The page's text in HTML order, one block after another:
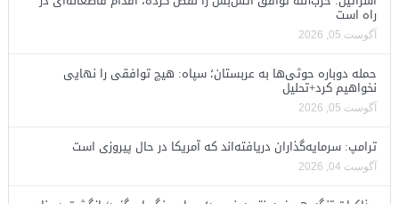
راه است
آگوست 05, 2026
حمله دوباره حوثی‌ها به عربستان؛ سپاه: هیچ توافقی را نهایی
نخواهیم کرد+تحلیل
آگوست 05, 2026
ترامپ: سرمایه‌گذاران دریافته‌اند که آمریکا در حال پیروزی است
آگوست 04, 2026